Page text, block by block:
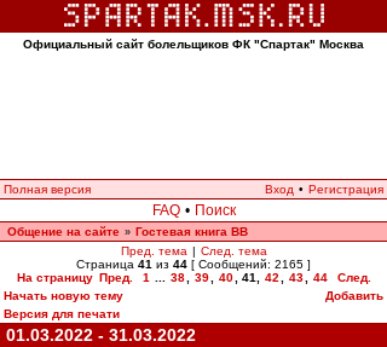
Официальный сайт болельщиков ФК "Спартак" Москва
Полная версия Вход • Регистрация
FAQ • Поиск
Общение на сайте » Гостевая книга ВВ
Пред. тема | След. тема
Страница 41 из 44 [ Сообщений: 2165 ]
На страницу Пред. 1 38 39 40 41 42 43 44
След.
Начать новую тему
Добавить
Версия для печати
01.03.2022 - 31.03.2022